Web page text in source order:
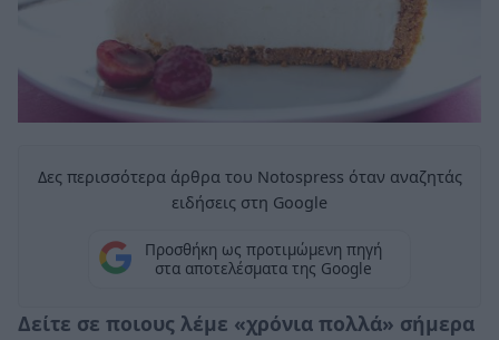
Δες περισσότερα άρθρα του Notospress όταν αναζητάς
ειδήσεις στη Google
Προσθήκη ως προτιμώμενη πηγή
στα αποτελέσματα της Google
Δείτε σε ποιους λέμε «χρόνια πολλά» σήμερα